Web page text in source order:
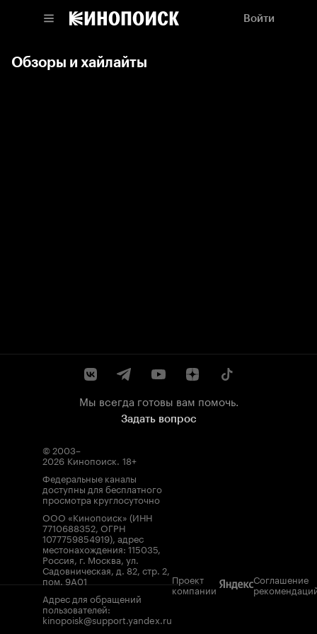
Войти
Обзоры и хайлайты
Мы всегда готовы вам помочь.
Задать вопрос
© 2003–
2026 Кинопоиск. 18+
Федеральные каналы
доступны для бесплатного
просмотра круглосуточно
ООО «Кинопоиск» (ИНН
7710688352, ОГРН
1077759854919), адрес
местонахождения: 115035,
Россия, г. Москва, ул.
Садовническая, д. 82, стр. 2,
пом. 9А01
Адрес для обращений
пользователей:
kinopoisk@support.yandex.ru
Проект
компании
Соглашение